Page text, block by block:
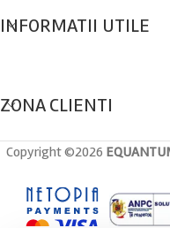
INFORMATII UTILE
ZONA CLIENTI
Copyright ©2026